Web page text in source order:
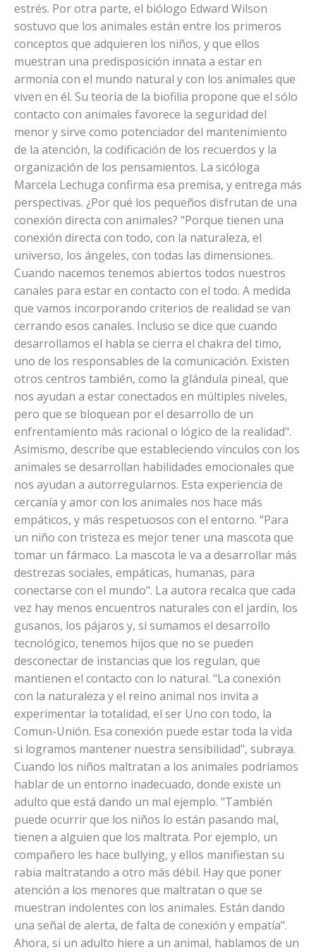
estrés. Por otra parte, el biólogo Edward Wilson
sostuvo que los animales están entre los primeros
conceptos que adquieren los niños, y que ellos
muestran una predisposición innata a estar en
armonía con el mundo natural y con los animales que
viven en él. Su teoría de la biofilia propone que el sólo
contacto con animales favorece la seguridad del
menor y sirve como potenciador del mantenimiento
de la atención, la codificación de los recuerdos y la
organización de los pensamientos. La sicóloga
Marcela Lechuga confirma esa premisa, y entrega más
perspectivas. ¿Por qué los pequeños disfrutan de una
conexión directa con animales? "Porque tienen una
conexión directa con todo, con la naturaleza, el
universo, los ángeles, con todas las dimensiones.
Cuando nacemos tenemos abiertos todos nuestros
canales para estar en contacto con el todo. A medida
que vamos incorporando criterios de realidad se van
cerrando esos canales. Incluso se dice que cuando
desarrollamos el habla se cierra el chakra del timo,
uno de los responsables de la comunicación. Existen
otros centros también, como la glándula pineal, que
nos ayudan a estar conectados en múltiples niveles,
pero que se bloquean por el desarrollo de un
enfrentamiento más racional o lógico de la realidad".
Asimismo, describe que estableciendo vínculos con los
animales se desarrollan habilidades emocionales que
nos ayudan a autorregularnos. Esta experiencia de
cercanía y amor con los animales nos hace más
empáticos, y más respetuosos con el entorno. "Para
un niño con tristeza es mejor tener una mascota que
tomar un fármaco. La mascota le va a desarrollar más
destrezas sociales, empáticas, humanas, para
conectarse con el mundo". La autora recalca que cada
vez hay menos encuentros naturales con el jardín, los
gusanos, los pájaros y, si sumamos el desarrollo
tecnológico, tenemos hijos que no se pueden
desconectar de instancias que los regulan, que
mantienen el contacto con lo natural. "La conexión
con la naturaleza y el reino animal nos invita a
experimentar la totalidad, el ser Uno con todo, la
Comun-Unión. Esa conexión puede estar toda la vida
si logramos mantener nuestra sensibilidad", subraya.
Cuando los niños maltratan a los animales podríamos
hablar de un entorno inadecuado, donde existe un
adulto que está dando un mal ejemplo. "También
puede ocurrir que los niños lo están pasando mal,
tienen a alguien que los maltrata. Por ejemplo, un
compañero les hace bullying, y ellos manifiestan su
rabia maltratando a otro más débil. Hay que poner
atención a los menores que maltratan o que se
muestran indolentes con los animales. Están dando
una señal de alerta, de falta de conexión y empatía".
Ahora, si un adulto hiere a un animal, hablamos de un